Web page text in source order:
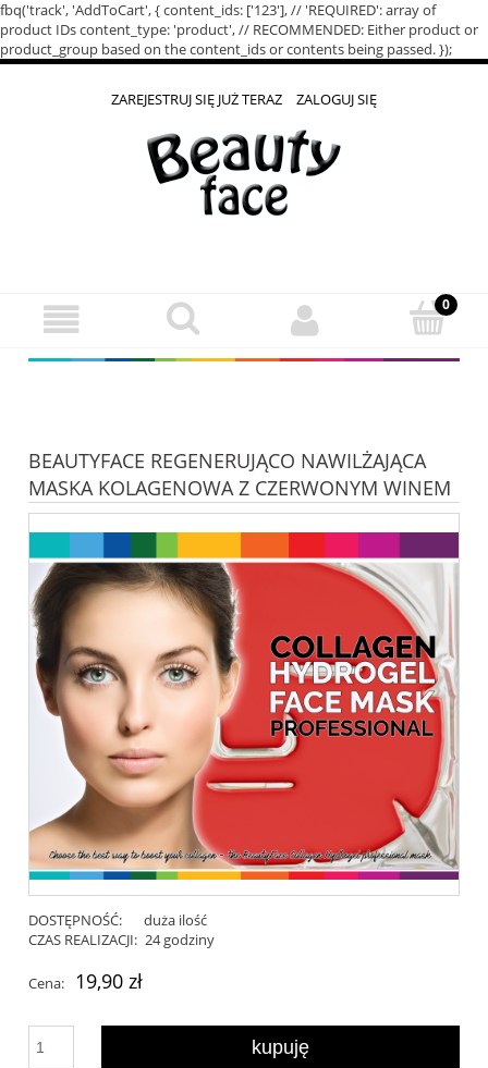
fbq('track', 'AddToCart', { content_ids: ['123'], // 'REQUIRED': array of
product IDs content_type: 'product', // RECOMMENDED: Either product or
product_group based on the content_ids or contents being passed. });
ZAREJESTRUJ SIĘ JUŻ TERAZ ZALOGUJ SIĘ
BEAUTYFACE REGENERUJĄCO NAWILŻAJĄCA
MASKA KOLAGENOWA Z CZERWONYM WINEM
DOSTĘPNOŚĆ:
duża ilość
CZAS REALIZACJI: 24 godziny
Cena: 19,90 zł
kupuję